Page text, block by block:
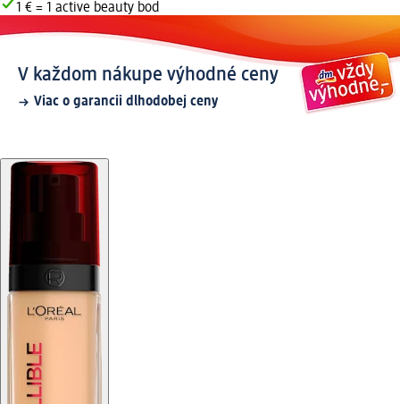
1 € = 1 active beauty bod
V každom nákupe výhodné ceny
Viac o garancii dlhodobej ceny